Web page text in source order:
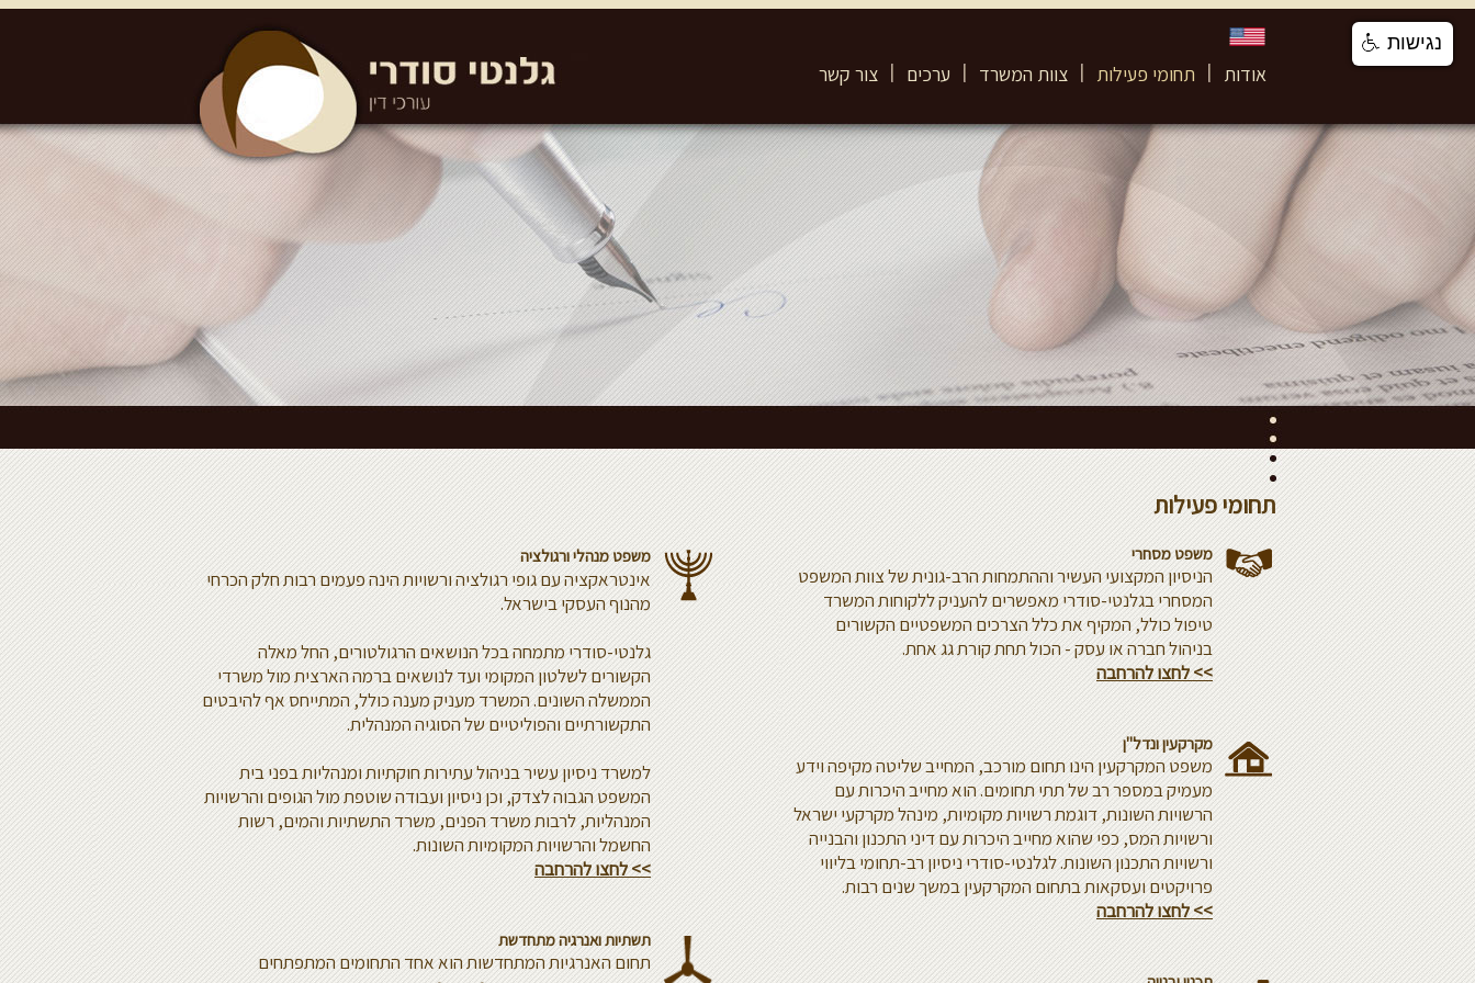
אודות תחומי פעילות צוות המשרד ערכים צור קשר
תחומי פעילות
משפט מסחרי
הניסיון המקצועי העשיר וההתמחות הרב-גונית של צוות המשפט
המסחרי בגלנטי-סודרי מאפשרים להעניק ללקוחות המשרד
טיפול כולל, המקיף את כלל הצרכים המשפטיים הקשורים
בניהול חברה או עסק - הכול תחת קורת גג אחת.
>> לחצו להרחבה
מקרקעין ונדל"ן
משפט המקרקעין הינו תחום מורכב, המחייב שליטה מקיפה וידע
מעמיק במספר רב של תתי תחומים. הוא מחייב היכרות עם
הרשויות השונות, דוגמת רשויות מקומיות, מינהל מקרקעי ישראל
ורשויות המס, כפי שהוא מחייב היכרות עם דיני התכנון והבנייה
ורשויות התכנון השונות. לגלנטי-סודרי ניסיון רב-תחומי בליווי
פרויקטים ועסקאות בתחום המקרקעין במשך שנים רבות.
>> לחצו להרחבה
משפט מנהלי ורגולציה
אינטראקציה עם גופי רגולציה ורשויות הינה פעמים רבות חלק הכרחי
מהנוף העסקי בישראל.
גלנטי-סודרי מתמחה בכל הנושאים הרגולטורים, החל מאלה
הקשורים לשלטון המקומי ועד לנושאים ברמה הארצית מול משרדי
הממשלה השונים. המשרד מעניק מענה כולל, המתייחס אף להיבטים
התקשורתיים והפוליטיים של הסוגיה המנהלית.
למשרד ניסיון עשיר בניהול עתירות חוקתיות ומנהליות בפני בית
המשפט הגבוה לצדק, וכן ניסיון ועבודה שוטפת מול הגופים והרשויות
המנהליות, לרבות משרד הפנים, משרד התשתיות והמים, רשות
החשמל והרשויות המקומיות השונות.
>> לחצו להרחבה
תשתיות ואנרגיה מתחדשת
תחום האנרגיות המתחדשות הוא אחד התחומים המתפתחים
נגישות